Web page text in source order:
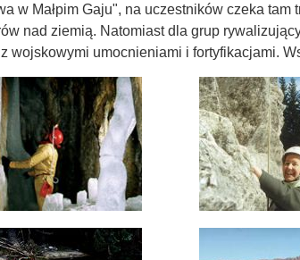
w Małpim Gaju", na uczestników czeka
nad ziemią. Natomiast dla grup
wojskowymi umocnieniami i fortyfikacjami.